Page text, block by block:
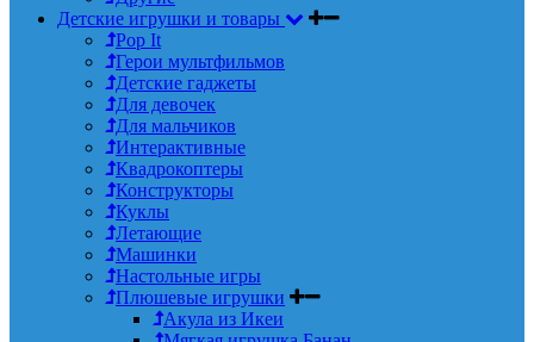
Детские игрушки и товары
Pop It
Герои мультфильмов
Детские гаджеты
Для девочек
Для мальчиков
Интерактивные
Квадрокоптеры
Конструкторы
Куклы
Летающие
Машинки
Настольные игры
Плюшевые игрушки
Акула из Икеи